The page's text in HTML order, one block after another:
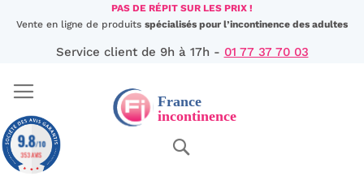
Aller
au
PAS DE RÉPIT SUR LES PRIX !
Vente en ligne de produits spécialisés pour l’incontinence des adultes
Service client de 9h à 17h - 01 77 37 70 03
9.8/10
353 AVIS